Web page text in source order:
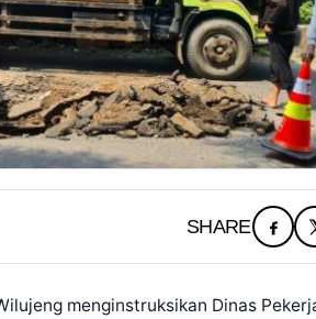
SHARE
menginstruksikan Dinas